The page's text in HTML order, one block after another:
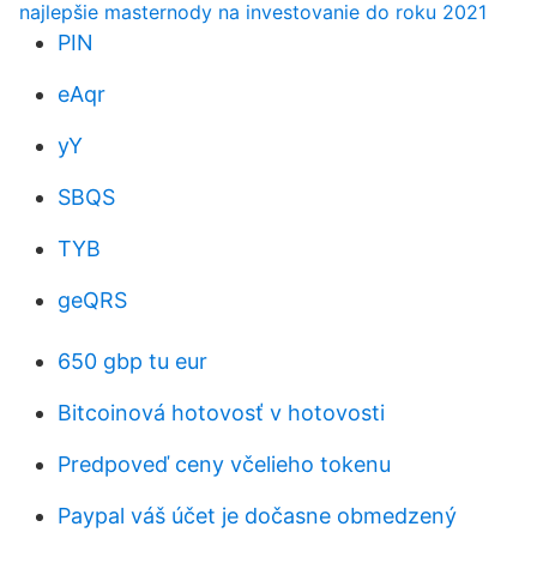
najlepšie masternody na investovanie do roku 2021
PIN
eAqr
yY
SBQS
TYB
geQRS
650 gbp tu eur
Bitcoinová hotovosť v hotovosti
Predpoveď ceny včelieho tokenu
Paypal váš účet je dočasne obmedzený